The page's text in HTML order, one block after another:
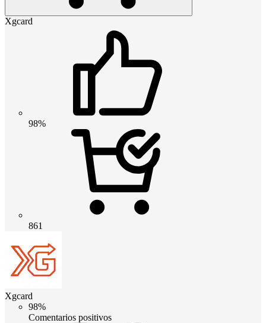
Xgcard
98%
861
Xgcard
98%
Comentarios positivos